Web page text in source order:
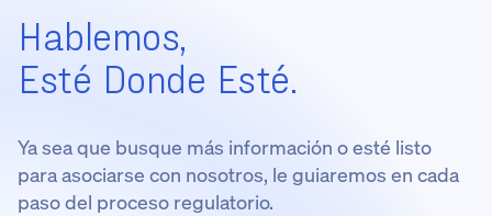
Hablemos,
Esté Donde Esté.
Ya sea que busque más información o esté listo
para asociarse con nosotros, le guiaremos en cada
paso del proceso regulatorio.